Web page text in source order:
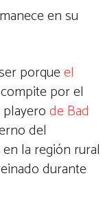
en su
porqueel
por el
de Bad
del
la región rural
durante